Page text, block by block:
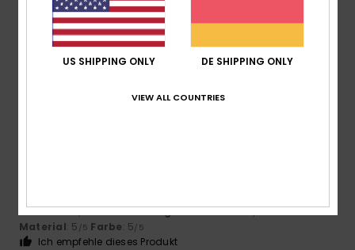
5/5
Komfort: 5 Preis-Leistungs-Verhältnis: 5 Größe: Klein
Material: 5 /5 Farbe: 5/5
Ich empfehle dieses Produkt
US SHIPPING ONLY DE SHIPPING ONLY
VIEW ALL COUNTRIES